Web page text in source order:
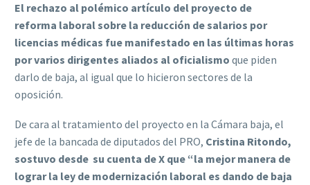
El rechazo al polémico artículo del proyecto de
reforma laboral sobre la reducción de salarios por
licencias médicas fue manifestado en las últimas horas
por varios dirigentes aliados al oficialismo que piden
darlo de baja, al igual que lo hicieron sectores de la
oposición.
De cara al tratamiento del proyecto en la Cámara baja, el
jefe de la bancada de diputados del PRO, Cristina Ritondo,
sostuvo desde su cuenta de X que “la mejor manera de
lograr la ley de modernización laboral es dando de baja